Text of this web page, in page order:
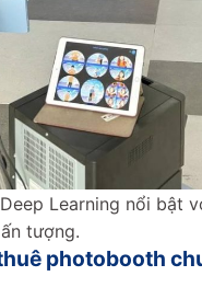
Learning nổi bật
tượng.
photobooth